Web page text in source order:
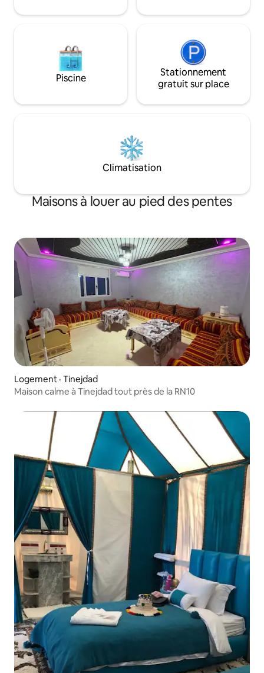
Piscine
Stationnement
gratuit sur place
Climatisation
Maisons à louer au pied des pentes
Logement · Tinejdad
Maison calme à Tinejdad tout près de la RN10